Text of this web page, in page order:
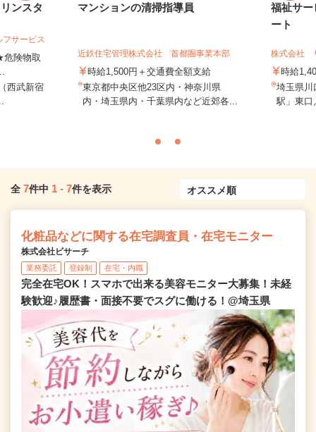
ンスタ
サービス
険物取
西武新宿
マンションの清掃指導員
近鉄住宅管理株式会社 首都圏事業本部
時給1,500円＋交通費全額支給
東京都中央区他23区内・神奈川県
内・埼玉県内・千葉県内など近郊各...
福祉サー
ート
株式会社
時給
埼玉県川
駅」東口
全 7件中 1 - 7件を表示
化粧品などに関する在宅調査員・在宅モニター
株式会社ビサーチ
業務委託 登録制 在宅・内職
完全在宅OK！スマホで出来る美容モニター大募集！未経
験歓迎♪履歴書・面接不要でスグに働ける！@埼玉県